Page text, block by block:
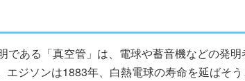
ある「真空管」は、電球や蓄音機などの発明
ジソンは1883年、白熱電球の寿命を延ばそ